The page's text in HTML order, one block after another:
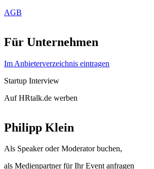
AGB
Für Unternehmen
Im Anbieterverzeichnis eintragen
Startup Interview
Auf HRtalk.de werben
Philipp Klein
Als Speaker oder Moderator buchen,
als Medienpartner für Ihr Event anfragen